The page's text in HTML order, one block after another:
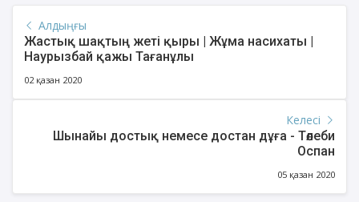
Алдыңғы
Жастық шақтың жеті қыры | Жұма насихаты |
Наурызбай қажы Тағанұлы
02 қазан 2020
Келесі
Шынайы достық немесе достан дұға - Төлеби
Оспан
05 қазан 2020